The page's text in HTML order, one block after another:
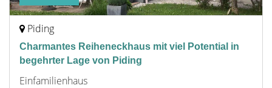
Piding
Charmantes Reiheneckhaus mit viel Potential in
begehrter Lage von Piding
Einfamilienhaus